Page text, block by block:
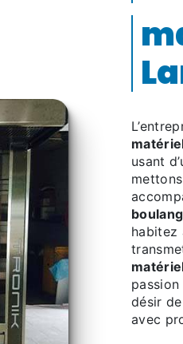
usant
habitez
désir
avec